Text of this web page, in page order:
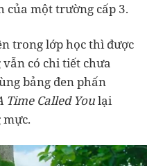
của một trường cấp 3.
trong lớp học thì được
có chi tiết chưa
bảng đen phấn
Time Called Youlại